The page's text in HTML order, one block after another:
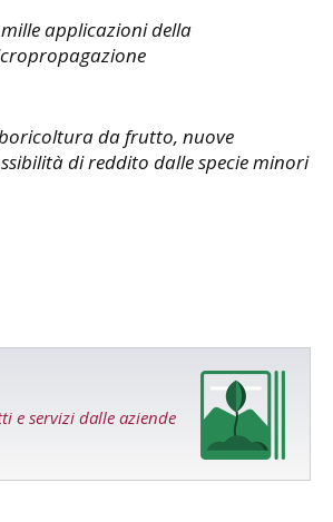
mille applicazioni della
da frutto, nuove
di reddito dalle specie minori
e servizi dalle aziende